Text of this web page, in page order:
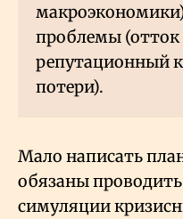
проблемы (отток
репутационный
потери).
Мало написать
обязаны
симуляции